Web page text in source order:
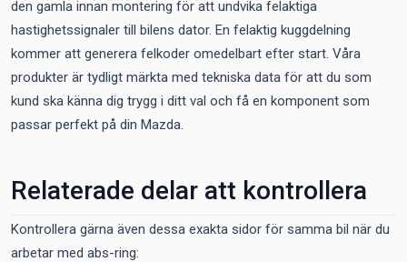
den gamla innan montering för att undvika felaktiga
hastighetssignaler till bilens dator. En felaktig kuggdelning
kommer att generera felkoder omedelbart efter start. Våra
produkter är tydligt märkta med tekniska data för att du som
kund ska känna dig trygg i ditt val och få en komponent som
passar perfekt på din Mazda.
Relaterade delar att kontrollera
Kontrollera gärna även dessa exakta sidor för samma bil när du
arbetar med abs-ring: